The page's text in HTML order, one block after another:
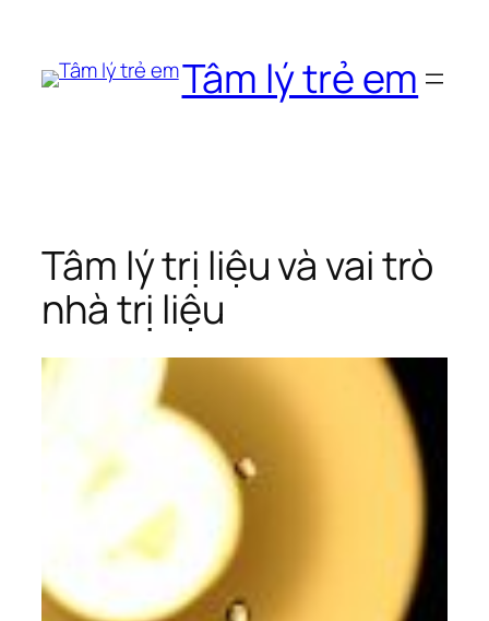
phần
Tâm lý trẻ em
Tâm lý trị liệu và vai trò
nhà trị liệu